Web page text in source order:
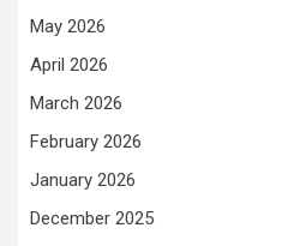
May 2026
April 2026
March 2026
February 2026
January 2026
December 2025